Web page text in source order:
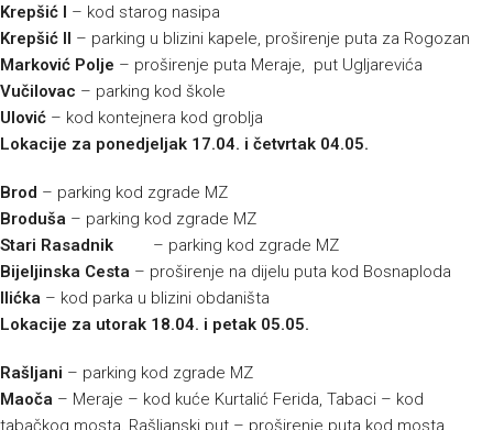
Krepšić I – kod starog nasipa
Krepšić II – parking u blizini kapele, proširenje puta za Rogozan
Marković Polje – proširenje puta Meraje, put Ugljarevića
Vučilovac – parking kod škole
Ulović – kod kontejnera kod groblja
Lokacije za ponedjeljak 17.04. i četvrtak 04.05.
Brod – parking kod zgrade MZ
Broduša – parking kod zgrade MZ
Stari Rasadnik – parking kod zgrade MZ
Bijeljinska Cesta – proširenje na dijelu puta kod Bosnaploda
Ilićka – kod parka u blizini obdaništa
Lokacije za utorak 18.04. i petak 05.05.
Rašljani – parking kod zgrade MZ
Maoča – Meraje – kod kuće Kurtalić Ferida, Tabaci – kod
tabačkog mosta, Rašljanski put – proširenje puta kod mosta